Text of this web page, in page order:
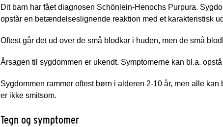
Dit barn har fået diagnosen Schönlein-Henochs Purpura.
opstår en betændelseslignende reaktion med et karakteristisk
Oftest går det ud over de små blodkar i huden, men de små
Årsagen til sygdommen er ukendt. Symptomerne kan bl.a.
Sygdommen rammer oftest børn i alderen 2-10 år, men alle
er ikke smitsom.
Tegn og symptomer